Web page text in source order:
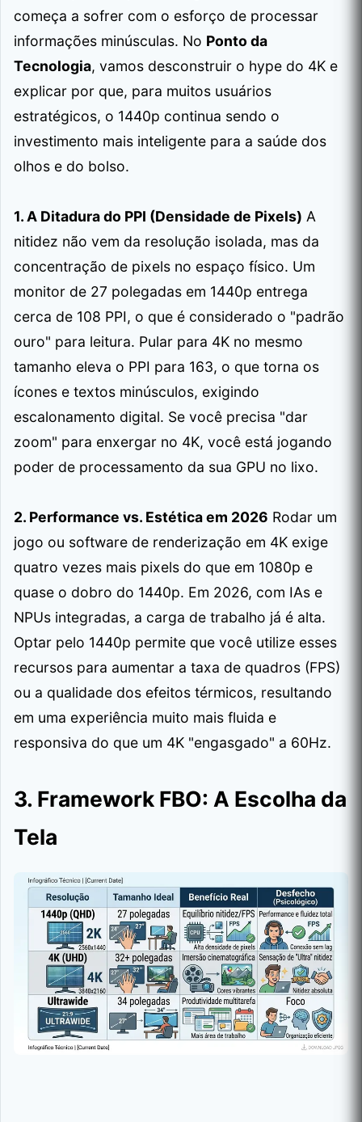
começa a sofrer com o esforço de processar
informações minúsculas. No Ponto da
Tecnologia, vamos desconstruir o hype do 4K e
explicar por que, para muitos usuários
estratégicos, o 1440p continua sendo o
investimento mais inteligente para a saúde dos
olhos e do bolso.
1. A Ditadura do PPI (Densidade de Pixels) A
nitidez não vem da resolução isolada, mas da
concentração de pixels no espaço físico. Um
monitor de 27 polegadas em 1440p entrega
cerca de 108 PPI, o que é considerado o "padrão
ouro" para leitura. Pular para 4K no mesmo
tamanho eleva o PPI para 163, o que torna os
ícones e textos minúsculos, exigindo
escalonamento digital. Se você precisa "dar
zoom" para enxergar no 4K, você está jogando
poder de processamento da sua GPU no lixo.
2. Performance vs. Estética em 2026 Rodar um
jogo ou software de renderização em 4K exige
quatro vezes mais pixels do que em 1080p e
quase o dobro do 1440p. Em 2026, com IAs e
NPUs integradas, a carga de trabalho já é alta.
Optar pelo 1440p permite que você utilize esses
recursos para aumentar a taxa de quadros (FPS)
ou a qualidade dos efeitos térmicos, resultando
em uma experiência muito mais fluida e
responsiva do que um 4K "engasgado" a 60Hz.
3. Framework FBO: A Escolha da
Tela